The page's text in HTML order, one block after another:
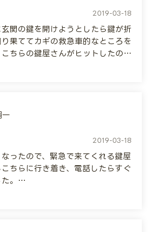
Google)
at home and went out. My
wasn't coming back that day,
searched for a company
my car immediately. They
driving nearby, so they came
so I can't say for sure, but I
their quick response. I don't
their help again if I need any
2019-03-18
関の鍵を開けようとしたら鍵が折
果ててカギの救急車的なところを
ちらの鍵屋さんがヒットしたの
いました。
した。
すごく満足です。
Google)
my front door as usual, but
I was at a loss and was looking
when I came across this
had them come right away.
away and successfully
一
2019-03-18
ったので、緊急で来てくれる鍵屋
ちらに行き着き、電話したらすぐ
。
作ってたんだけど、マジで早かっ
(笑)